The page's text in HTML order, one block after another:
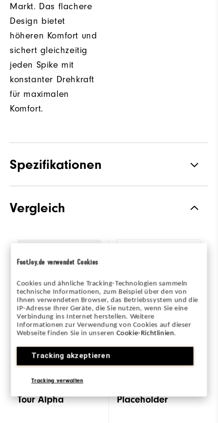
FootJoy.de verwendet Cookies
Cookies und ähnliche Tracking-Technologien sammeln
technische Informationen, zum Beispiel über den von
Ihnen verwendeten Browser, das Betriebssystem und die
IP-Adresse Ihrer Geräte, die Sie nutzen, wenn Sie eine
Verbindung ins Internet herstellen. Weitere
Informationen zur Verwendung von Cookies auf dieser
Webseite finden Sie in unserenCookie-Richtlinien.
Tracking akzeptieren
Tracking verwalten
Markt. Das flachere
Design bietet
höheren Komfort und
sichert gleichzeitig
jeden Spike mit
konstanter Drehkraft
für maximalen
Komfort.
Spezifikationen
Stabilität
Vergleich
Tour Alpha Placeholder